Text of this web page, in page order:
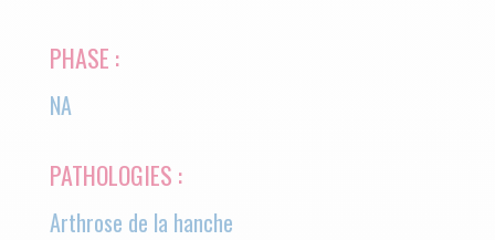
PHASE :
NA
PATHOLOGIES :
Arthrose de la hanche